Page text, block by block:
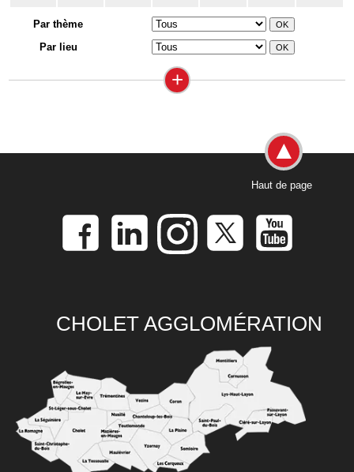
Par thème
Par lieu
+
Haut de page
CHOLET AGGLOMÉRATION